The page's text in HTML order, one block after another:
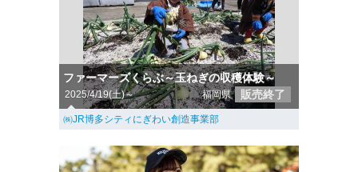
ファーマーズくらぶ～玉ねぎの収穫体験～
2025/4/19(土)～ 福岡県 販売終了
㈱JR博多シティにぎわい創造事業部